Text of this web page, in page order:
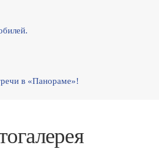
в «Панораме»!